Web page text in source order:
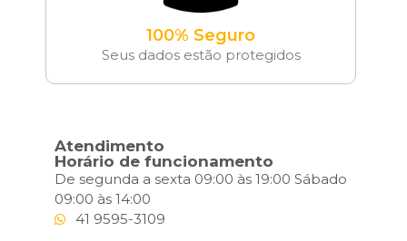
100% Seguro
Seus dados estão protegidos
Atendimento
Horário de funcionamento
De segunda a sexta 09:00 às 19:00 Sábado
09:00 às 14:00
41 9595-3109